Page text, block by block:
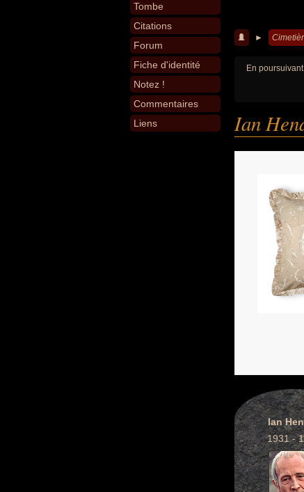
Tombe
Citations
Forum
Fiche d'identité
Notez !
Commentaires
Liens
►
En
Ian
Ian
1931 -